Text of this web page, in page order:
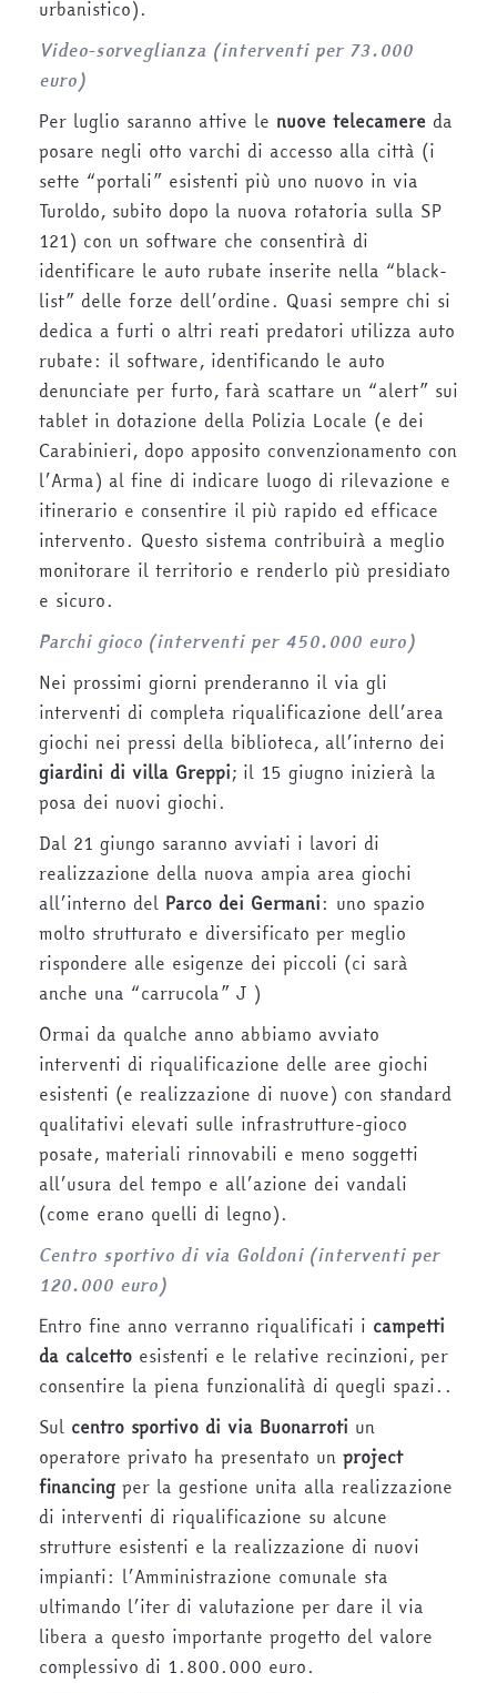
urbanistico).
Video-sorveglianza (interventi per 73.000
euro)
Per luglio saranno attive le nuove telecamere da
posare negli otto varchi di accesso alla città (i
sette “portali” esistenti più uno nuovo in via
Turoldo, subito dopo la nuova rotatoria sulla SP
121) con un software che consentirà di
identificare le auto rubate inserite nella “black-
list” delle forze dell’ordine. Quasi sempre chi si
dedica a furti o altri reati predatori utilizza auto
rubate: il software, identificando le auto
denunciate per furto, farà scattare un “alert” sui
tablet in dotazione della Polizia Locale (e dei
Carabinieri, dopo apposito convenzionamento con
l’Arma) al fine di indicare luogo di rilevazione e
itinerario e consentire il più rapido ed efficace
intervento. Questo sistema contribuirà a meglio
monitorare il territorio e renderlo più presidiato
e sicuro.
Parchi gioco (interventi per 450.000 euro)
Nei prossimi giorni prenderanno il via gli
interventi di completa riqualificazione dell’area
giochi nei pressi della biblioteca, all’interno dei
giardini di villa Greppi; il 15 giugno inizierà la
posa dei nuovi giochi.
Dal 21 giungo saranno avviati i lavori di
realizzazione della nuova ampia area giochi
all’interno del Parco dei Germani: uno spazio
molto strutturato e diversificato per meglio
rispondere alle esigenze dei piccoli (ci sarà
anche una “carrucola” J )
Ormai da qualche anno abbiamo avviato
interventi di riqualificazione delle aree giochi
esistenti (e realizzazione di nuove) con standard
qualitativi elevati sulle infrastrutture-gioco
posate, materiali rinnovabili e meno soggetti
all’usura del tempo e all’azione dei vandali
(come erano quelli di legno).
Centro sportivo di via Goldoni (interventi per
120.000 euro)
Entro fine anno verranno riqualificati i campetti
da calcetto esistenti e le relative recinzioni, per
consentire la piena funzionalità di quegli spazi..
Sul centro sportivo di via Buonarroti un
operatore privato ha presentato un project
financing per la gestione unita alla realizzazione
di interventi di riqualificazione su alcune
strutture esistenti e la realizzazione di nuovi
impianti: l’Amministrazione comunale sta
ultimando l’iter di valutazione per dare il via
libera a questo importante progetto del valore
complessivo di 1.800.000 euro.